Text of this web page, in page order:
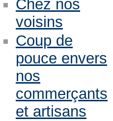
Chez nos
voisins
Coup de
pouce envers
nos
commerçants
et artisans